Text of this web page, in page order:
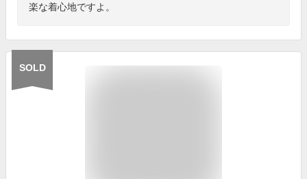
楽な着心地ですよ。
SOLD